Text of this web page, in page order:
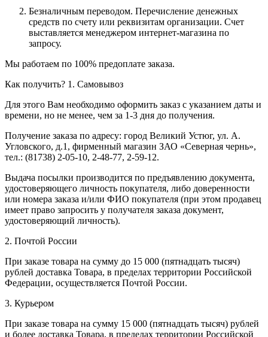
Безналичным переводом. Перечисление денежных
средств по счету или реквизитам организации. Счет
выставляется менеджером интернет-магазина по
запросу.
Мы работаем по 100% предоплате заказа.
Как получить? 1. Самовывоз
Для этого Вам необходимо оформить заказ с указанием даты и
времени, но не менее, чем за 1-3 дня до получения.
Получение заказа по адресу: город Великий Устюг, ул. А.
Угловского, д.1, фирменный магазин ЗАО «Северная чернь»,
тел.: (81738) 2-05-10, 2-48-77, 2-59-12.
Выдача посылки производится по предъявлению документа,
удостоверяющего личность покупателя, либо доверенности
или номера заказа и/или ФИО покупателя (при этом продавец
имеет право запросить у получателя заказа документ,
удостоверяющий личность).
2. Почтой России
При заказе товара на сумму до 15 000 (пятнадцать тысяч)
рублей доставка Товара, в пределах территории Российской
Федерации, осуществляется Почтой России.
3. Курьером
При заказе товара на сумму 15 000 (пятнадцать тысяч) рублей
и более доставка Товара, в пределах территории Российской